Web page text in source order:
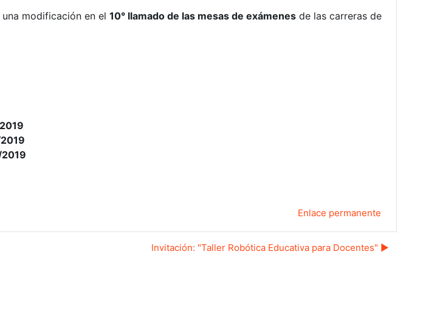
modificación en el 10° llamado de las mesas de exámenes de las carreras de
Enlace permanente
Invitación: "Taller Robótica Educativa para Docentes" ▶︎